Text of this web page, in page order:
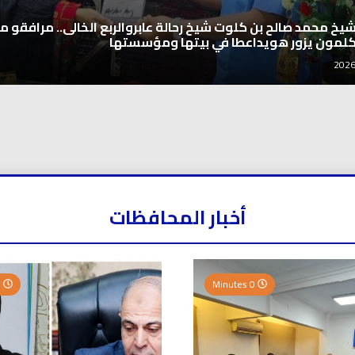
محمد صالح بن كلوت شيخ رحالة عابروالربع الخالى.. مرافقو
يزور هويداعطا في بيتها ومؤسستها
أخبار المحافظات